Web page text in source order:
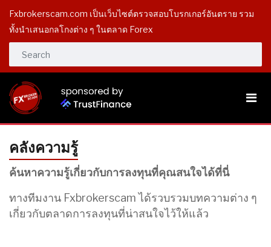
Fxbrokerscam.com เป็นเว็บไซต์ตรวจสอบโบรกเกอร์อันตราย รวม
ทั้งนำเสนอกลโกงต่าง ๆ ในตลาด Forex
คลังความรู้
ค้นหาความรู้เกี่ยวกับการลงทุนที่คุณสนใจได้ที่นี่
ทางทีมงาน Fxbrokerscam ได้รวบรวมบทความต่าง ๆ
เกี่ยวกับตลาดการลงทุนที่น่าสนใจไว้ให้แล้ว